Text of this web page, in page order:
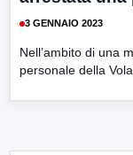
3 GENNAIO 2023
Nell’ambito di una
personale della